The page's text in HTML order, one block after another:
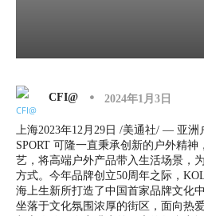
CFI@ 2024年1月3日
上海2023年12月29日 /美通社/ — 亚洲
SPORT 可隆一直秉承创新的户外精神
艺，将高端户外产品带入生活场景，
方式。今年品牌创立50周年之际，
海上生新所打造了中国首家品牌文化
坐落于文化氛围浓厚的街区，面向热